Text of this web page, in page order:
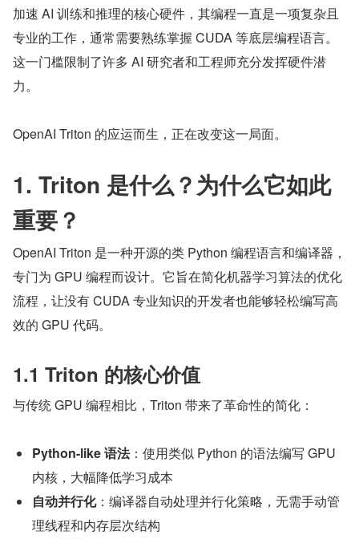
加速 AI 训练和推理的核心硬件，其编程一直是一项复杂且
专业的工作，通常需要熟练掌握 CUDA 等底层编程语言。
这一门槛限制了许多 AI 研究者和工程师充分发挥硬件潜
力。
OpenAI Triton 的应运而生，正在改变这一局面。
1. Triton 是什么？为什么它如此
重要？
OpenAI Triton 是一种开源的类 Python 编程语言和编译器，
专门为 GPU 编程而设计。它旨在简化机器学习算法的优化
流程，让没有 CUDA 专业知识的开发者也能够轻松编写高
效的 GPU 代码。
1.1 Triton 的核心价值
与传统 GPU 编程相比，Triton 带来了革命性的简化：
Python-like 语法：使用类似 Python 的语法编写 GPU
内核，大幅降低学习成本
自动并行化：编译器自动处理并行化策略，无需手动管
理线程和内存层次结构